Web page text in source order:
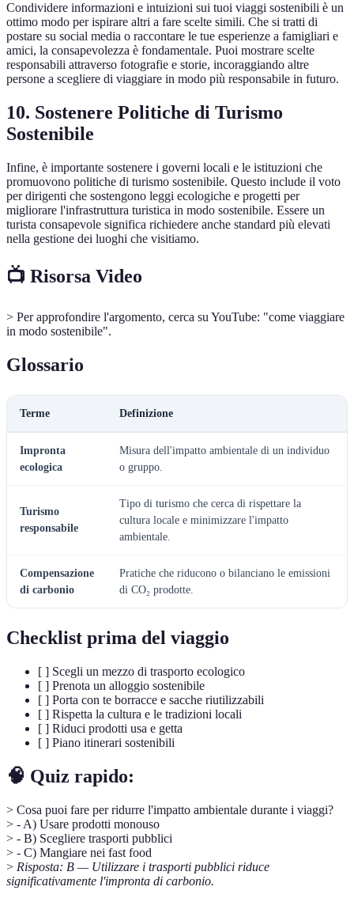
Condividere informazioni e intuizioni sui tuoi viaggi sostenibili è un
ottimo modo per ispirare altri a fare scelte simili. Che si tratti di
postare su social media o raccontare le tue esperienze a famigliari e
amici, la consapevolezza è fondamentale. Puoi mostrare scelte
responsabili attraverso fotografie e storie, incoraggiando altre
persone a scegliere di viaggiare in modo più responsabile in futuro.
10. Sostenere Politiche di Turismo
Sostenibile
Infine, è importante sostenere i governi locali e le istituzioni che
promuovono politiche di turismo sostenibile. Questo include il voto
per dirigenti che sostengono leggi ecologiche e progetti per
migliorare l'infrastruttura turistica in modo sostenibile. Essere un
turista consapevole significa richiedere anche standard più elevati
nella gestione dei luoghi che visitiamo.
📺 Risorsa Video
> Per approfondire l'argomento, cerca su YouTube: "come viaggiare
in modo sostenibile".
Glossario
Terme Definizione
Impronta
ecologica
Misura dell'impatto ambientale di un individuo
o gruppo.
Turismo
responsabile
Tipo di turismo che cerca di rispettare la
cultura locale e minimizzare l'impatto
ambientale.
Compensazione
di carbonio
Pratiche che riducono o bilanciano le emissioni
di CO₂ prodotte.
Checklist prima del viaggio
[ ] Scegli un mezzo di trasporto ecologico
[ ] Prenota un alloggio sostenibile
[ ] Porta con te borracce e sacche riutilizzabili
[ ] Rispetta la cultura e le tradizioni locali
[ ] Riduci prodotti usa e getta
[ ] Piano itinerari sostenibili
🧠 Quiz rapido:
> Cosa puoi fare per ridurre l'impatto ambientale durante i viaggi?
> - A) Usare prodotti monouso
> - B) Scegliere trasporti pubblici
> - C) Mangiare nei fast food
> Risposta: B — Utilizzare i trasporti pubblici riduce
significativamente l'impronta di carbonio.